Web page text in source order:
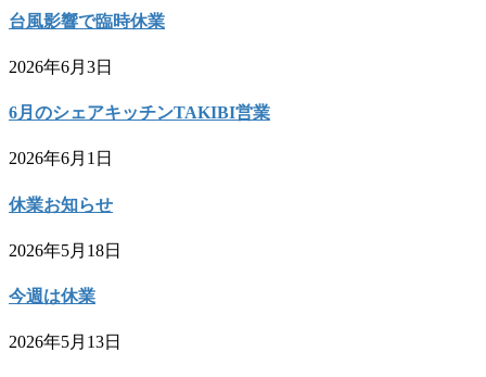
台風影響で臨時休業
2026年6月3日
6月のシェアキッチンTAKIBI営業
2026年6月1日
休業お知らせ
2026年5月18日
今週は休業
2026年5月13日